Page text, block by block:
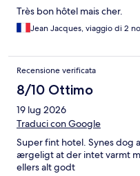
Très bon hôtel mais cher.
Jean Jacques, viaggio di 2
Recensione verificata
8/10 Ottimo
19 lug 2026
Traduci con Google
Super fint hotel. Synes
ærgeligt at der intet varmt
ellers alt godt